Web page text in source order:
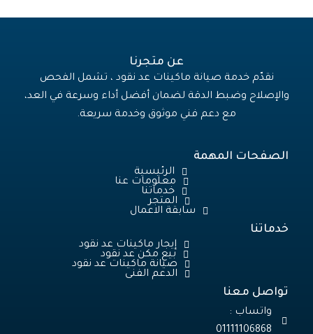
عن متجرنا
نقدّم خدمة صيانة ماكينات عد نقود ، تشمل الفحص
والإصلاح وضبط الدقة لضمان أفضل أداء وسرعة في العد،
مع دعم فني موثوق وخدمة سريعة.
الصفحات المهمة
الرئيسية
معلومات عنا
خدماتنا
المتجر
سابقة الاعمال
خدماتنا
إيجار ماكينات عد نقود
بيع مكن عد نقود
صيانة ماكينات عد نقود
الدعم الفنى
تواصل معنا
واتساب :
01111106868